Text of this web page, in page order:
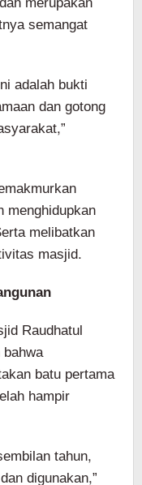
semangat
adalah bukti
dan gotong
menghidupkan
melibatkan
masjid.
Raudhatul
batu pertama
hampir
tahun,
digunakan,”